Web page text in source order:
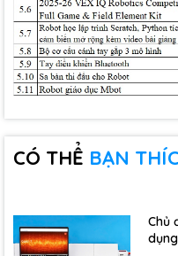
CÓ THỂ BẠN
Chủ